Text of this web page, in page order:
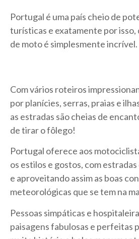
Portugal é uma país cheio de
turísticas e exatamente por
de moto é simplesmente incrível.
Com vários roteiros
por planícies, serras, praias e
as estradas são cheias de
de tirar o fôlego!
Portugal oferece aos
os estilos e gostos, com
e aproveitando assim as boas
meteorológicas que se tem na
Pessoas simpáticas e
paisagens fabulosas e perfeitas